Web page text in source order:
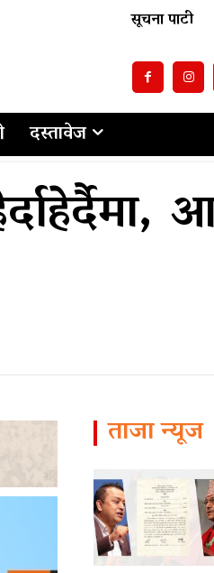
सूचना पाटी
दस्तावेज
ताजा न्यूज